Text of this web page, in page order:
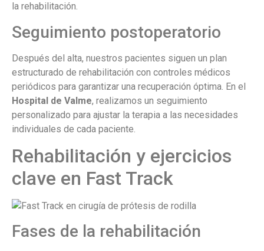
la rehabilitación.
Seguimiento postoperatorio
Después del alta, nuestros pacientes siguen un plan
estructurado de rehabilitación con controles médicos
periódicos para garantizar una recuperación óptima. En el
Hospital de Valme, realizamos un seguimiento
personalizado para ajustar la terapia a las necesidades
individuales de cada paciente.
Rehabilitación y ejercicios
clave en Fast Track
Fases de la rehabilitación